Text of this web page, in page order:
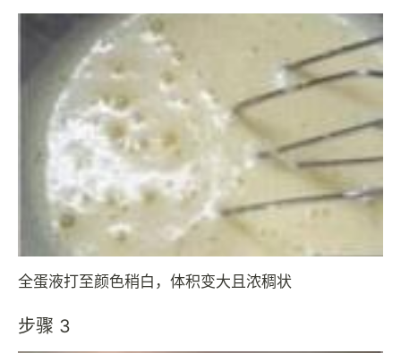
全蛋液打至颜色稍白，体积变大且浓稠状
步骤 3